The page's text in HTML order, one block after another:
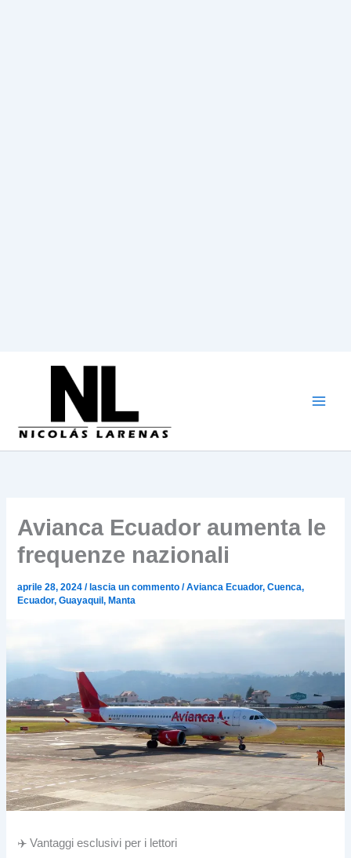
Avianca Ecuador aumenta le
frequenze nazionali
aprile 28, 2024/ lascia un commento /Avianca Ecuador,Cuenca,
Ecuador,Guayaquil, Manta
✈️ Vantaggi esclusivi per i lettori